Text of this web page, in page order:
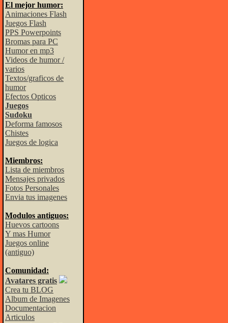
El mejor humor:
Animaciones Flash
Juegos Flash
PPS Powerpoints
Bromas para PC
Humor en mp3
Videos de humor /
varios
Textos/graficos de
humor
Efectos Opticos
Juegos
Sudoku
Deforma famosos
Chistes
Juegos de logica
Miembros:
Lista de miembros
Mensajes privados
Fotos Personales
Envia tus imagenes
Modulos antiguos:
Huevos cartoons
Y mas Humor
Juegos online
(antiguo)
Comunidad:
Avatares gratis
Crea tu BLOG
Album de Imagenes
Documentacion
Articulos